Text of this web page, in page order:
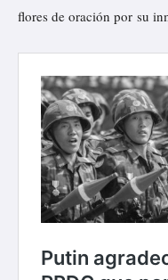
flores de oración por su